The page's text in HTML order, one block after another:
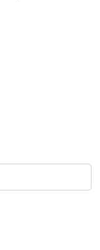
г. Саратов
ПДН по г.